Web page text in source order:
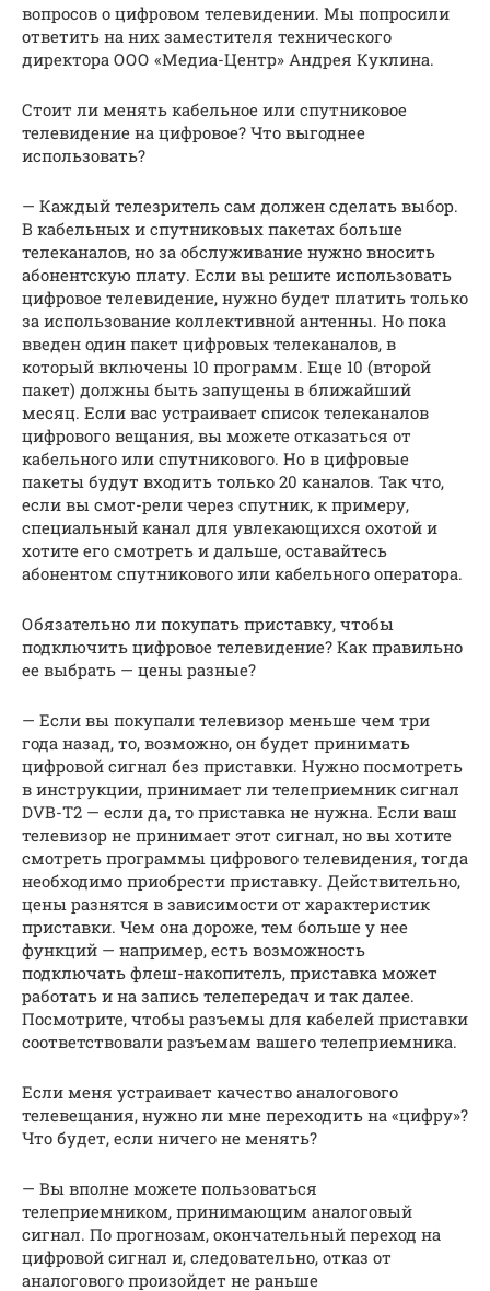
вопросов о цифровом телевидении. Мы попросили
ответить на них заместителя технического
директора ООО «Медиа-Центр» Андрея Куклина.
Стоит ли менять кабельное или спутниковое
телевидение на цифровое? Что выгоднее
использовать?
— Каждый телезритель сам должен сделать выбор.
В кабельных и спутниковых пакетах больше
телеканалов, но за обслуживание нужно вносить
абонентскую плату. Если вы решите использовать
цифровое телевидение, нужно будет платить только
за использование коллективной антенны. Но пока
введен один пакет цифровых телеканалов, в
который включены 10 программ. Еще 10 (второй
пакет) должны быть запущены в ближайший
месяц. Если вас устраивает список телеканалов
цифрового вещания, вы можете отказаться от
кабельного или спутникового. Но в цифровые
пакеты будут входить только 20 каналов. Так что,
если вы смот-рели через спутник, к примеру,
специальный канал для увлекающихся охотой и
хотите его смотреть и дальше, оставайтесь
абонентом спутникового или кабельного оператора.
Обязательно ли покупать приставку, чтобы
подключить цифровое телевидение? Как правильно
ее выбрать — цены разные?
— Если вы покупали телевизор меньше чем три
года назад, то, возможно, он будет принимать
цифровой сигнал без приставки. Нужно посмотреть
в инструкции, принимает ли телеприемник сигнал
DVB-Т2 — если да, то приставка не нужна. Если ваш
телевизор не принимает этот сигнал, но вы хотите
смотреть программы цифрового телевидения, тогда
необходимо приобрести приставку. Действительно,
цены разнятся в зависимости от характеристик
приставки. Чем она дороже, тем больше у нее
функций — например, есть возможность
подключать флеш-накопитель, приставка может
работать и на запись телепередач и так далее.
Посмотрите, чтобы разъемы для кабелей приставки
соответствовали разъемам вашего телеприемника.
Если меня устраивает качество аналогового
телевещания, нужно ли мне переходить на «цифру»?
Что будет, если ничего не менять?
— Вы вполне можете пользоваться
телеприемником, принимающим аналоговый
сигнал. По прогнозам, окончательный переход на
цифровой сигнал и, следовательно, отказ от
аналогового произойдет не раньше